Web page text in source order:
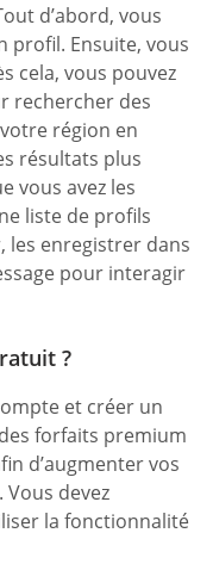
d’abord, vous
profil. Ensuite, vous
cela, vous pouvez
rechercher des
région en
résultats plus
vous avez les
liste de profils
les enregistrer dans
pour interagir
?
et créer un
forfaits premium
d’augmenter vos
devez
la fonctionnalité